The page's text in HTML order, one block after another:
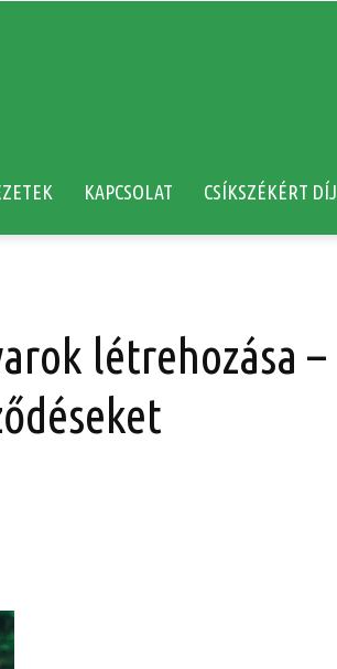
KAPCSOLAT CSÍKSZÉKÉRT DÍJ
létrehozása –